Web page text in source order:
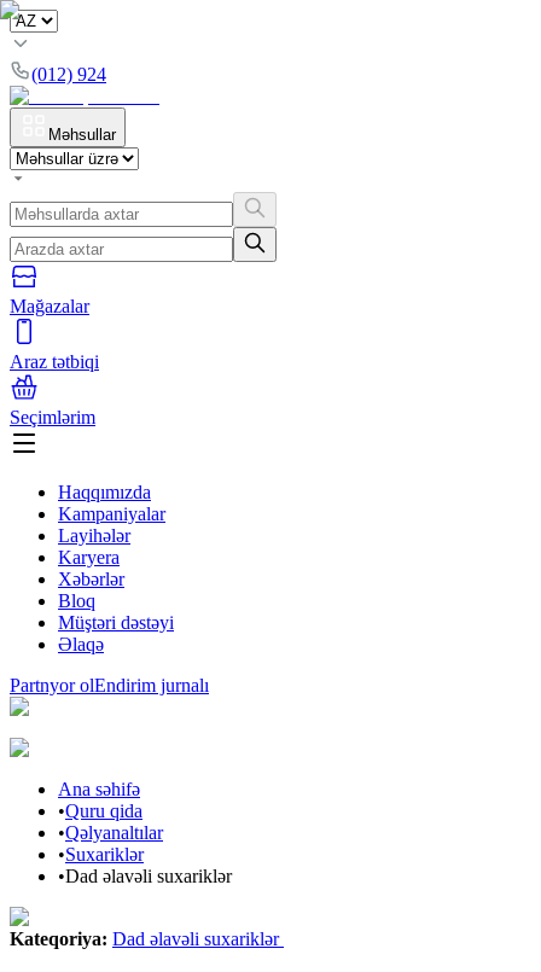
(012) 924
Məhsullar
Mağazalar
Araz tətbiqi
Seçimlərim
Haqqımızda
Kampaniyalar
Layihələr
Karyera
Xəbərlər
Bloq
Müştəri dəstəyi
Əlaqə
Partnyor olEndirim jurnalı
Ana səhifə
•Quru qida
•Qəlyanaltılar
•Suxariklər
•Dad əlavəli suxariklər
Kateqoriya: Dad əlavəli suxariklər